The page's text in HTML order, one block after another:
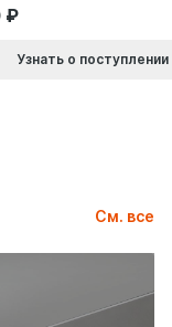
Узнать о поступлении
См. все